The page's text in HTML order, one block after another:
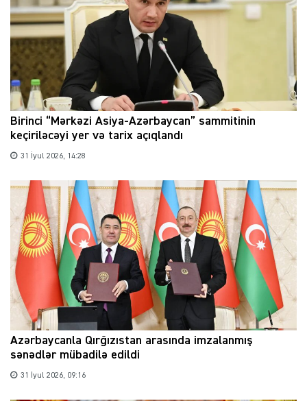
Birinci “Mərkəzi Asiya-Azərbaycan” sammitinin
keçiriləcəyi yer və tarix açıqlandı
31 İyul 2026, 14:28
Azərbaycanla Qırğızıstan arasında imzalanmış
sənədlər mübadilə edildi
31 İyul 2026, 09:16